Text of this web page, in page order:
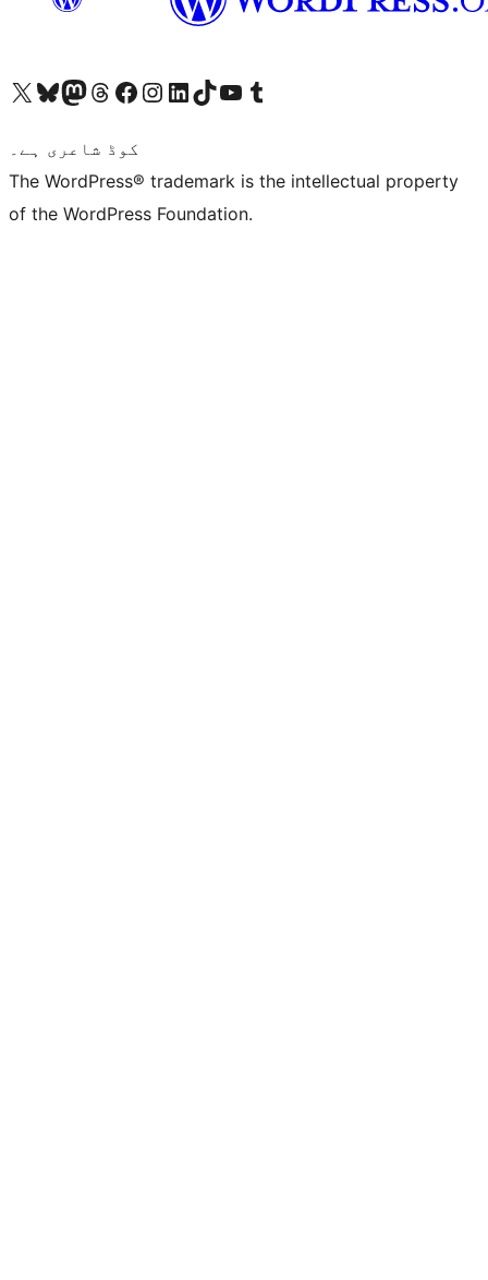
Visit our X (formerly Twitter) account
ہمارے بلیواسکائی اکاؤنٹ پر جائیں
Visit our Mastodon account
ہمارے ٹھریڈز اکاؤنٹ پر جائیں
Visit our Facebook page
Visit our Instagram account
Visit our LinkedIn account
ہمارے ٹک ٹاک اکاؤنٹ پر جائیں
Visit our YouTube channel
ہمارے ٹمبلر اکاؤنٹ پر جائیں
کوڈ شاعری ہے۔
The WordPress® trademark is the intellectual property
of the WordPress Foundation.